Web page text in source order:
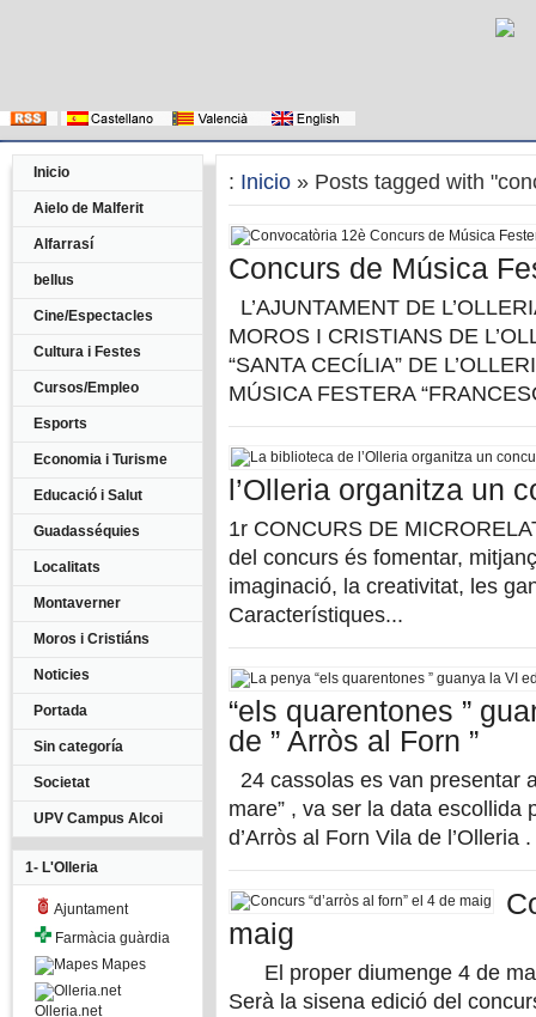
Inicio
Aielo de Malferit
Alfarrasí
bellus
Cine/Espectacles
Cultura i Festes
Cursos/Empleo
Esports
Economia i Turisme
Educació i Salut
Guadasséquies
Localitats
Montaverner
Moros i Cristiáns
Noticies
Portada
Sin categoría
Societat
UPV Campus Alcoi
1- L'Olleria
Ajuntament
Farmàcia guàrdia
Mapes
Olleria.net
: Inicio » Posts tagged with
Concurs de Música
L’AJUNTAMENT DE
MOROS I CRISTIANS DE
“SANTA CECÍLIA” DE
MÚSICA FESTERA
l’Olleria organitza un
1r CONCURS DE
del concurs és fomentar,
imaginació, la creativitat, les
Característiques...
“els quarentones ”
de ” Arròs al Forn ”
24 cassolas es van presentar
mare” , va ser la data escollida
d’Arròs al Forn Vila de l’Olleria
maig
El proper diumenge 4 de
Serà la sisena edició del